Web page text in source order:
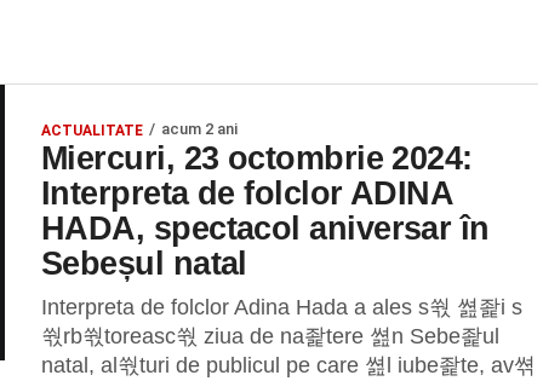
ACTUALITATE acum 2 ani
Miercuri, 23 octombrie 2024:
Interpreta de folclor ADINA
HADA, spectacol aniversar în
Sebeșul natal
Interpreta de folclor Adina Hada a ales s쒃 쎮좙i s
쒃rb쒃toreasc쒃 ziua de na좙tere 쎮n Sebe좙ul
natal, al쒃turi de publicul pe care 쎮l iube좙te, av쎢